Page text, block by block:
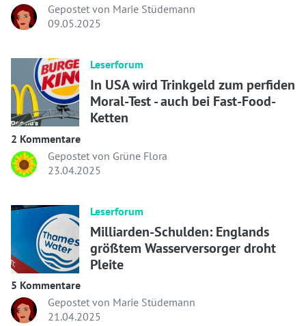
Gepostet von Marie Stüdemann
09.05.2025
Leserforum
In USA wird Trinkgeld zum perfiden
Moral-Test - auch bei Fast-Food-
Ketten
2 Kommentare
Gepostet von Grüne Flora
23.04.2025
Leserforum
Milliarden-Schulden: Englands
größtem Wasserversorger droht
Pleite
5 Kommentare
Gepostet von Marie Stüdemann
21.04.2025